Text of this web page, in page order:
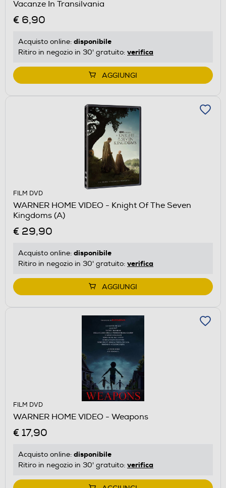
Vacanze In Transilvania
€ 6,90
Acquisto online: disponibile
Ritiro in negozio in 30' gratuito: verifica
AGGIUNGI
FILM DVD
WARNER HOME VIDEO - Knight Of The Seven
Kingdoms (A)
€ 29,90
Acquisto online: disponibile
Ritiro in negozio in 30' gratuito: verifica
AGGIUNGI
FILM DVD
WARNER HOME VIDEO - Weapons
€ 17,90
Acquisto online: disponibile
Ritiro in negozio in 30' gratuito: verifica